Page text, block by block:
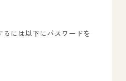
には以下にパスワードを